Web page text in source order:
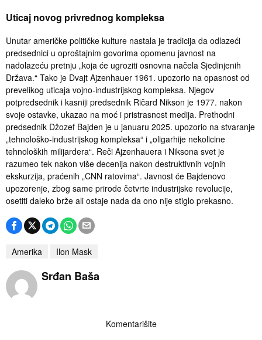
Uticaj novog privrednog kompleksa
Unutar američke političke kulture nastala je tradicija da odlazeći
predsednici u oproštajnim govorima opomenu javnost na
nadolazeću pretnju „koja će ugroziti osnovna načela Sjedinjenih
Država.“ Tako je Dvajt Ajzenhauer 1961. upozorio na opasnost od
prevelikog uticaja vojno-industrijskog kompleksa. Njegov
potpredsednik i kasniji predsednik Ričard Nikson je 1977. nakon
svoje ostavke, ukazao na moć i pristrasnost medija. Prethodni
predsednik Džozef Bajden je u januaru 2025. upozorio na stvaranje
„tehnološko-industrijskog kompleksa“ i „oligarhije nekolicine
tehnoloških milijardera“. Reči Ajzenhauera i Niksona svet je
razumeo tek nakon više decenija nakon destruktivnih vojnih
ekskurzija, praćenih „CNN ratovima“. Javnost će Bajdenovo
upozorenje, zbog same prirode četvrte industrijske revolucije,
osetiti daleko brže ali ostaje nada da ono nije stiglo prekasno.
Amerika Ilon Mask
Srđan Baša
Komentarišite